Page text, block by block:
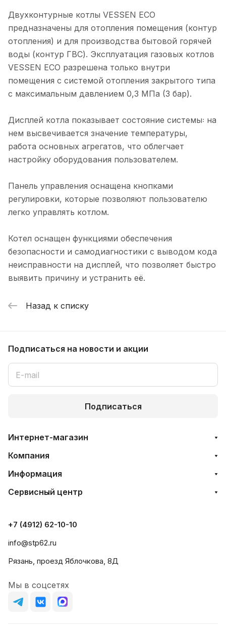
Двухконтурные котлы VESSEN ECO
предназначены для отопления помещения (контур
отопления) и для производства бытовой горячей
воды (контур ГВС). Эксплуатация газовых котлов
VESSEN ECO разрешена только внутри
помещения с системой отопления закрытого типа
с максимальным давлением 0,3 МПа (3 бар).
Дисплей котла показывает состояние системы꞉ на
нем высвечивается значение температуры,
работа основных агрегатов, что облегчает
настройку оборудования пользователем.
Панель управления оснащена кнопками
регулировки, которые позволяют пользователю
легко управлять котлом.
Котел оснащен функциями обеспечения
безопасности и самодиагностики с выводом кода
неисправности на дисплей, что позволяет быстро
выявить причину и устранить её.
Назад к списку
Подписаться на новости и акции
Подписаться
Интернет-магазин
Компания
Информация
Сервисный центр
+7 (4912) 62-10-10
info@stp62.ru
Рязань, проезд Яблочкова, 8Д
Мы в соцсетях